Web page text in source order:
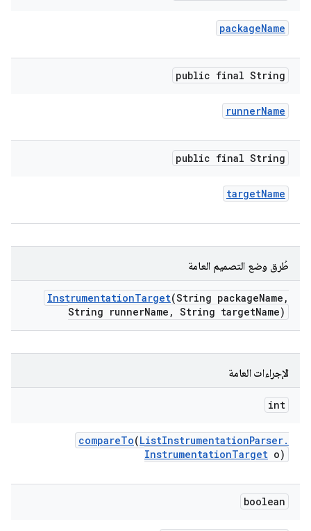
packageName
public final String
runnerName
public final String
targetName
طُرق وضع التصميم العامة
InstrumentationTarget(String packageName ,
String runnerName , String targetName)
الإجراءات العامة
int
compareTo(ListInstrumentationParser.
InstrumentationTarget o)
boolean